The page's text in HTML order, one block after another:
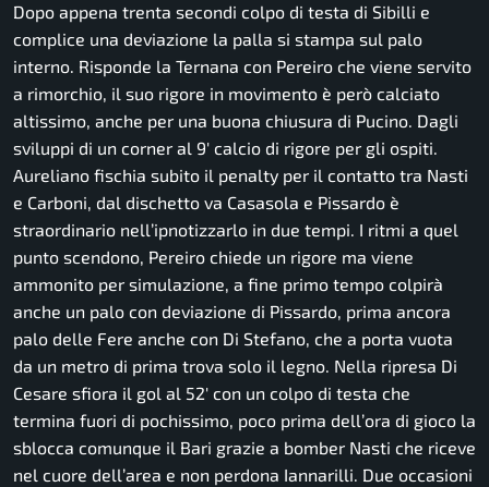
Dopo appena trenta secondi colpo di testa di Sibilli e
complice una deviazione la palla si stampa sul palo
interno. Risponde la Ternana con Pereiro che viene servito
a rimorchio, il suo rigore in movimento è però calciato
altissimo, anche per una buona chiusura di Pucino. Dagli
sviluppi di un corner al 9′ calcio di rigore per gli ospiti.
Aureliano fischia subito il penalty per il contatto tra Nasti
e Carboni, dal dischetto va Casasola e Pissardo è
straordinario nell’ipnotizzarlo in due tempi. I ritmi a quel
punto scendono, Pereiro chiede un rigore ma viene
ammonito per simulazione, a fine primo tempo colpirà
anche un palo con deviazione di Pissardo, prima ancora
palo delle Fere anche con Di Stefano, che a porta vuota
da un metro di prima trova solo il legno. Nella ripresa Di
Cesare sfiora il gol al 52′ con un colpo di testa che
termina fuori di pochissimo, poco prima dell’ora di gioco la
sblocca comunque il Bari grazie a bomber Nasti che riceve
nel cuore dell’area e non perdona Iannarilli. Due occasioni